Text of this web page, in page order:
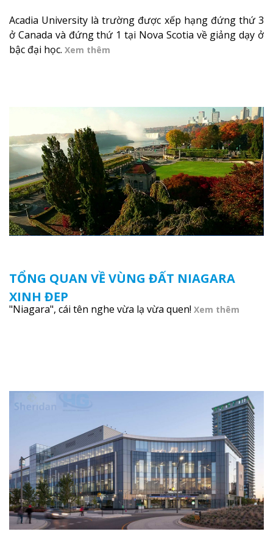
Acadia University là trường được xếp hạng đứng thứ 3
ở Canada và đứng thứ 1 tại Nova Scotia về giảng dạy ở
bậc đại học. Xem thêm
TỔNG QUAN VỀ VÙNG ĐẤT NIAGARA
XINH ĐẸP
"Niagara", cái tên nghe vừa lạ vừa quen! Xem thêm